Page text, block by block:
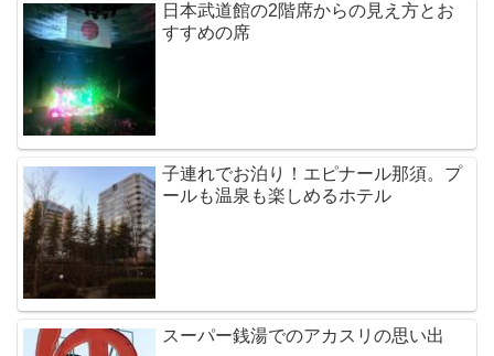
日本武道館の2階席からの見え方とお
すすめの席
子連れでお泊り！エピナール那須。プ
ールも温泉も楽しめるホテル
スーパー銭湯でのアカスリの思い出